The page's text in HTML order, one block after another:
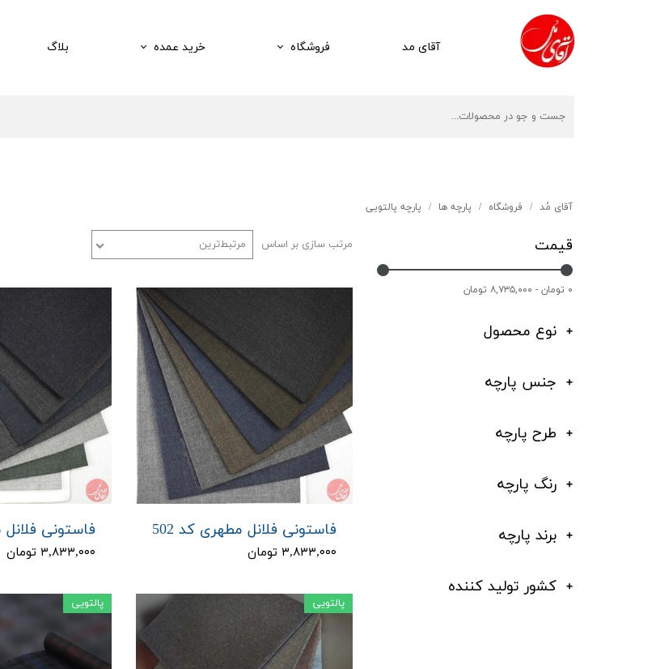
آقای مد فروشگاه خرید عمده بلاگ
آقای مُد فروشگاه پارچه ها پارچه پالتویی
قیمت
۰ تومان - ۸,۷۳۵,۰۰۰ تومان
برند پارچه
کشور تولید کننده
رنگ پارچه
طرح پارچه
جنس پارچه
نوع محصول
مرتب سازی بر اساس مرتبط‌ترین
فاستونی فلانل مطهری کد 502
۳,۸۳۳,۰۰۰ تومان
فاستونی فلانل
۳,۸۳۳,۰۰۰ تومان
پالتویی پالتویی